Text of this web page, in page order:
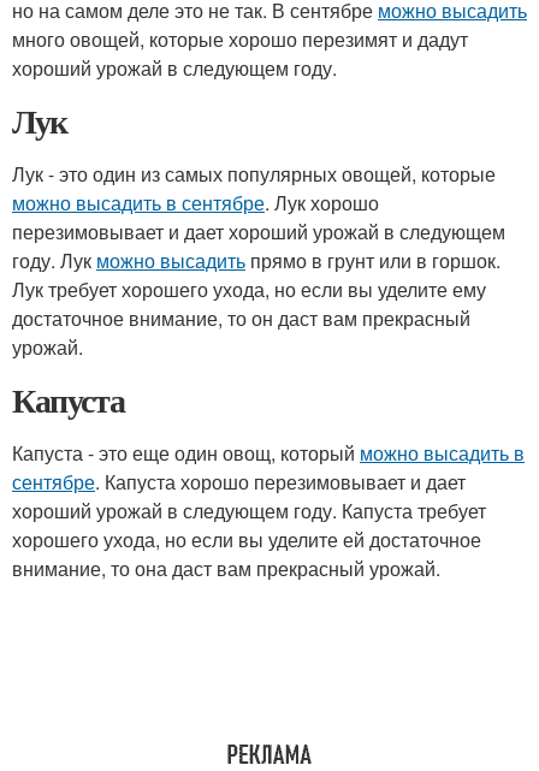
но на самом деле это не так. В сентябре можно высадить
много овощей, которые хорошо перезимят и дадут
хороший урожай в следующем году.
Лук
Лук - это один из самых популярных овощей, которые
можно высадить в сентябре. Лук хорошо
перезимовывает и дает хороший урожай в следующем
году. Лук можно высадить прямо в грунт или в горшок.
Лук требует хорошего ухода, но если вы уделите ему
достаточное внимание, то он даст вам прекрасный
урожай.
Капуста
Капуста - это еще один овощ, который можно высадить в
сентябре. Капуста хорошо перезимовывает и дает
хороший урожай в следующем году. Капуста требует
хорошего ухода, но если вы уделите ей достаточное
внимание, то она даст вам прекрасный урожай.